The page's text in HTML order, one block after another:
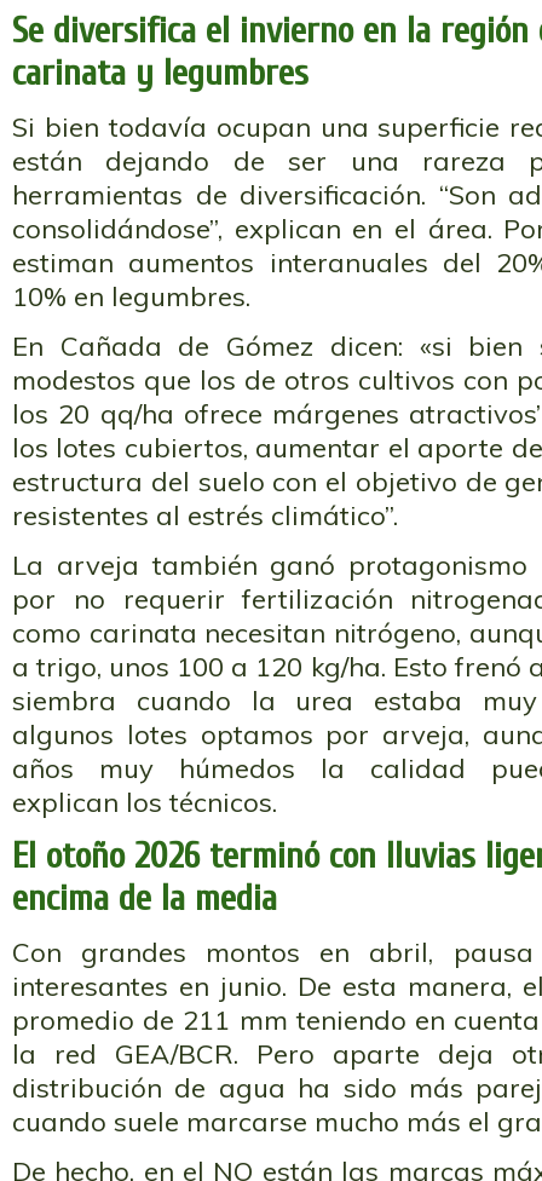
Se diversifica el invierno en la región
carinata y legumbres
Si bien todavía ocupan una superficie
están dejando de ser una rareza
herramientas de diversificación. “Son
consolidándose”, explican en el área.
estiman aumentos interanuales del
10% en legumbres.
En Cañada de Gómez dicen: «si
modestos que los de otros cultivos con
los 20 qq/ha ofrece márgenes
los lotes cubiertos, aumentar el aporte
estructura del suelo con el objetivo de
resistentes al estrés climático”.
La arveja también ganó
por no requerir fertilización
como carinata necesitan nitrógeno,
a trigo, unos 100 a 120 kg/ha. Esto frenó
siembra cuando la urea estaba muy
algunos lotes optamos por arveja,
años muy húmedos la calidad
explican los técnicos.
El otoño 2026 terminó con lluvias
encima de la media
Con grandes montos en abril,
interesantes en junio. De esta manera,
promedio de 211 mm teniendo en
la red GEA/BCR. Pero aparte deja
distribución de agua ha sido más
cuando suele marcarse mucho más el
De hecho, en el NO están las marcas